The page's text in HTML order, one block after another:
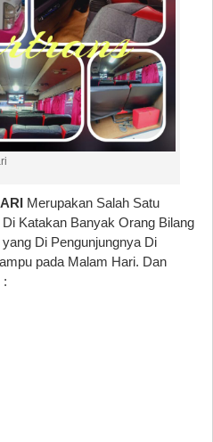
Merupakan Salah Satu
Katakan Banyak Orang Bilang
Di Pengunjungnya Di
pada Malam Hari. Dan
: